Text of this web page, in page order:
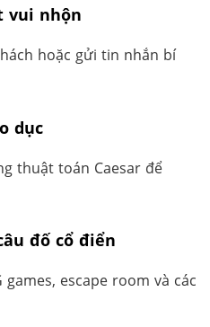
vui nhộn
hoặc gửi tin nhắn bí
dục
thuật toán Caesar để
đố cổ điển
games, escape room và các